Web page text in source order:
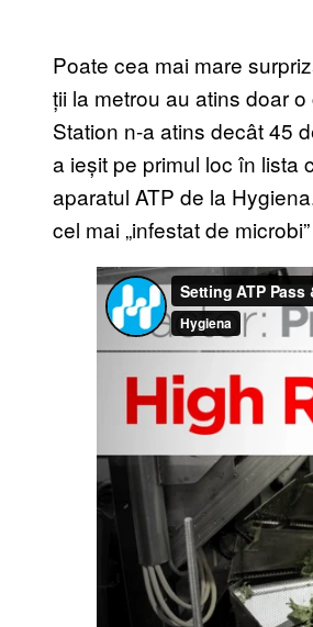
Poate cea mai mare
ții la metrou au atins doar
Station n-a atins decât 45
a ieșit pe primul loc în lista
aparatul ATP de la
cel mai „infestat de